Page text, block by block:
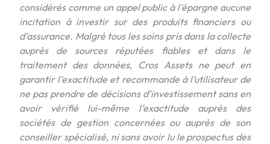
considérés comme un appel public à l’épargne aucune
incitation à investir sur des produits financiers ou
d’assurance. Malgré tous les soins pris dans la collecte
auprès de sources réputées fiables et dans le
traitement des données, Cros Assets ne peut en
garantir l’exactitude et recommande à l’utilisateur de
ne pas prendre de décisions d’investissement sans en
avoir vérifié lui-même l’exactitude auprès des
sociétés de gestion concernées ou auprès de son
conseiller spécialisé, ni sans avoir lu le prospectus des